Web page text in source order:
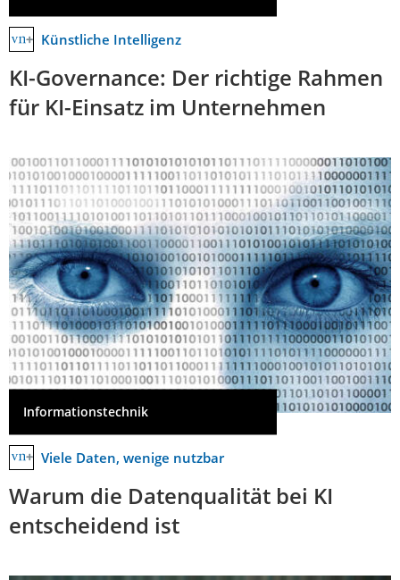
Künstliche Intelligenz
KI-Governance: Der richtige Rahmen
für KI-Einsatz im Unternehmen
Informationstechnik
Viele Daten, wenige nutzbar
Warum die Datenqualität bei KI
entscheidend ist